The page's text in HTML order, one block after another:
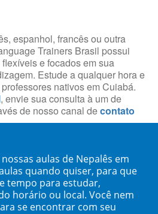
espanhol, francês ou outra
Trainers Brasil possui
e focados em sua
Estude a qualquer hora e
nativos em Cuiabá.
, envie sua consulta à um de
de nosso canal decontato
aulas de Nepalês em
quando quiser, para que
tempo para estudar,
horário ou local. Você nem
se encontrar com seu